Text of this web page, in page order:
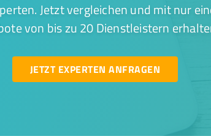
Jetzt vergleichen und mit nur
von bis zu 20 Dienstleistern
JETZT EXPERTEN ANFRAGEN